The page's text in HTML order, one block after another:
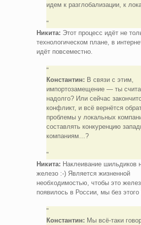
идем к разглобализации, к
Никита: Этот процесс идёт не
технологическом плане, в
идёт повсеместно.
Константин: В связи с этим,
импортозамещение — ты
надолго? Или сейчас
конфликт, и всё вернётся
проблемы у локальных
составлять конкуренцию
компаниям…?
Никита: Наклеивание шильдиков
железо :-) Является жизненной
необходимостью, чтобы это
появилось в России, мы без этого
Константин: Мы всё-таки